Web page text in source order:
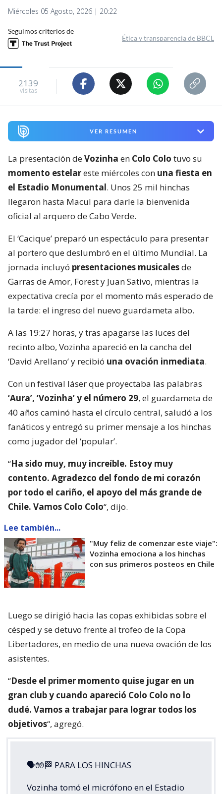
Miércoles 05 Agosto, 2026 | 20:22
Seguimos criterios de
Ética y transparencia de BBCL
2139
visitas
VER RESUMEN
La presentación deVozinha en Colo Colo tuvo su
momento estelareste miércoles con una fiesta en
el Estadio Monumental. Unos 25 mil hinchas
llegaron hasta Macul para darle la bienvenida
oficial al arquero de Cabo Verde.
El ‘Cacique’ preparó un espectáculo para presentar
al portero que deslumbró en el último Mundial. La
jornada incluyó presentaciones musicalesde
Garras de Amor, Forest y Juan Sativo, mientras la
expectativa crecía por el momento más esperado de
la tarde: el ingreso del nuevo guardameta albo.
A las 19:27 horas, y tras apagarse las luces del
recinto albo, Vozinha apareció en la cancha del
‘David Arellano’ y recibió una ovación inmediata.
Con un festival láser que proyectaba las palabras
‘Aura’, ‘Vozinha’ y el número 29, el guardameta de
40 años caminó hasta el círculo central, saludó a los
fanáticos y entregó su primer mensaje a los hinchas
como jugador del ‘popular’.
“Ha sido muy, muy increíble. Estoy muy
contento. Agradezco del fondo de mi corazón
por todo el cariño, el apoyo del más grande de
Chile. Vamos Colo Colo“, dijo.
Lee también...
"Muy feliz de comenzar este viaje":
Vozinha emociona a los hinchas
con sus primeros posteos en Chile
Luego se dirigió hacia las copas exhibidas sobre el
césped y se detuvo frente al trofeo de la Copa
Libertadores, en medio de una nueva ovación de los
asistentes.
“Desde el primer momento quise jugar en un
gran club y cuando apareció Colo Colo no lo
dudé. Vamos a trabajar para lograr todos los
objetivos“, agregó.
🗣🧤🏁 PARA LOS HINCHAS
Vozinha tomó el micrófono en el Estadio